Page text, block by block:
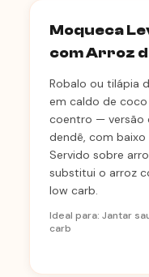
Moqueca
com Arroz
Robalo ou tilápia
em caldo de
coentro — versão
dendê, com
Servido sobre
substitui o arroz
low carb.
Ideal para: Jantar
carb